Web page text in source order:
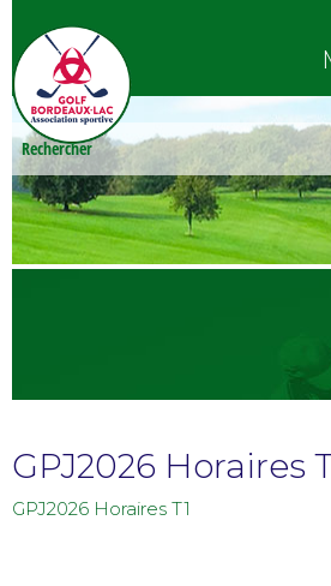
GPJ2026 Horaires
GPJ2026 Horaires T1